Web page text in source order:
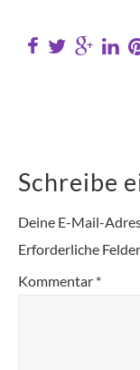
Schreibe
Deine E-Mail-
Erforderliche
Kommentar *